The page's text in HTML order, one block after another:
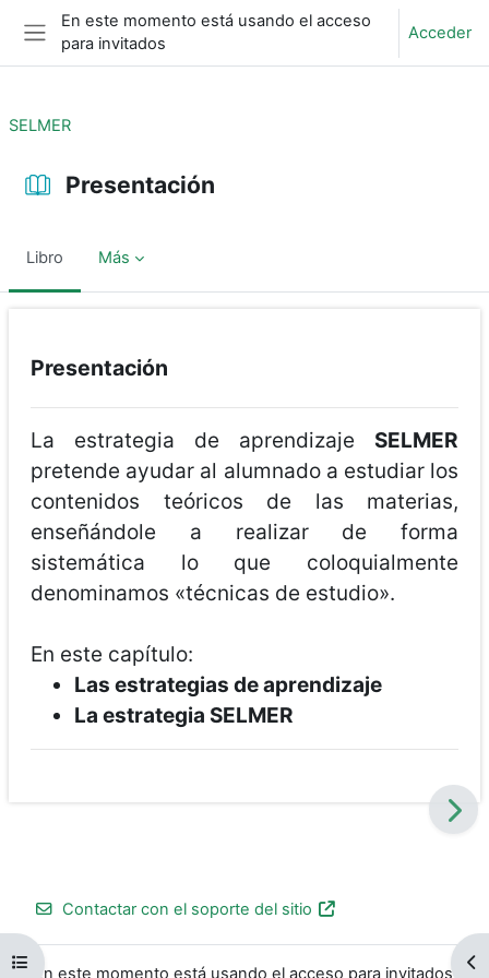
Salta al contenido principal
Panel lateral
En este momento está usando el acceso
para invitados
Acceder
Abrir índice del curso
SELMER
Presentación
Libro Más
Presentación
La estrategia de aprendizaje SELMER
pretende ayudar al alumnado a estudiar los
contenidos teóricos de las materias,
enseñándole a realizar de forma
sistemática lo que coloquialmente
denominamos «técnicas de estudio».
En este capítulo:
Las estrategias de aprendizaje
La estrategia SELMER
Contactar con el soporte del sitio
En este momento está usando el acceso para invitados